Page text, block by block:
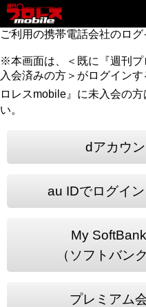
ご利用の携帯電話会社のロ
※本画面は、＜既に『週刊
入会済みの方＞がログイン
ロレスmobile』に未入会の方
い。
dアカウ
au IDでログイ
My
（ソフトバン
プレミアム